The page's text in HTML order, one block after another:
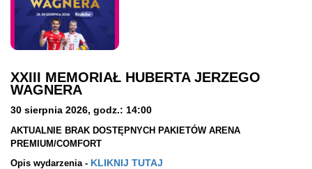
XXIII MEMORIAŁ HUBERTA JERZEGO
WAGNERA
30 sierpnia 2026, godz.: 14:00
AKTUALNIE BRAK DOSTĘPNYCH PAKIETÓW ARENA
PREMIUM/COMFORT
Opis wydarzenia - KLIKNIJ TUTAJ